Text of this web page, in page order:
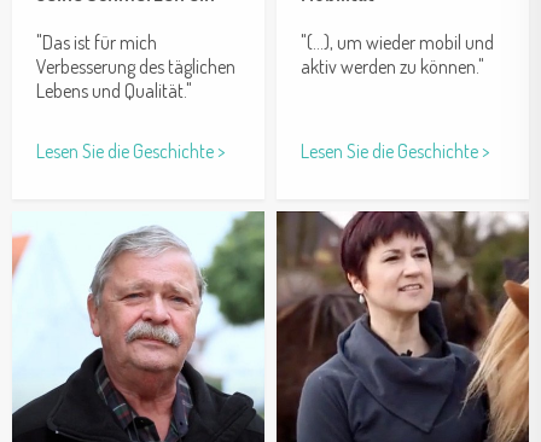
"Das ist für mich
Verbesserung des täglichen
Lebens und Qualität."
Lesen Sie die Geschichte >
"(...), um wieder mobil und
aktiv werden zu können."
Lesen Sie die Geschichte >